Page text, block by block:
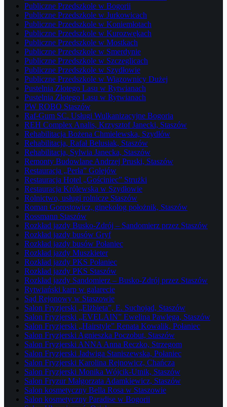
Publiczne Przedszkole w Bogorii
Publiczne Przedszkole w Jurkowicach
Publiczne Przedszkole w Koniemłotach
Publiczne Przedszkole w Kurozwękach
Publiczne Przedszkole w Mostkach
Publiczne Przedszkole w Smerdynie
Publiczne Przedszkole w Szczeglicach
Publiczne Przedszkole w Szydłowie
Publiczne Przedszkole w Wiązownicy Dużej
Pustelnia Złotego Lasu w Rytwianach
Pustelnia Złotego Lasu w Rytwianach
PW ROBO Staszów
Raf-Gum SC. Usługi Wulkanizacyjne Bogoria
REH Complex Analis, Krzysztof Janecki, Staszów
Rehabilitacja Bożena Chmielewska, Szydłów
Rehabilitacja, Rafał Belusiak, Staszów
Rehabilitacja, Sylwia Janecka, Staszów
Remonty Budowlane Andrzej Pruski, Staszów
Restauracja „Perła” Golejów
Restauracja Hotel „Gościniec” Strużki
Restauracja Królewska w Szydłowie
Rolnictwo, usługi rolnicze Staszów
Roman Gorostowicz, ginekolog położnik, Staszów
Rossmann Staszów
Rozkład jazdy Busko-Zdrój – Sandomierz przez Staszów
Rozkład jazdy busów Gryf
Rozkład jazdy busów Połaniec
Rozkład jazdy Muszkieter
Rozkład jazdy PKS Połaniec
Rozkład jazdy PKS Staszów
Rozkład jazdy Sandomierz – Busko-Zdrój przez Staszów
Rytwiański karp w galarecie
Sąd Rejonowy w Staszowie
Salon Fryzjerski „Elżbieta”, E. Suchojad, Staszów
Salon Fryzjerski „EVELAIN” Ewelina Pawlęga, Staszów
Salon Fryzjerski „Hairstyle” Renata Kowalik, Połaniec
Salon Fryzjerski Agnieszka Poczobut, Staszów
Salon Fryzjerski ANNA Anna Reczko, Strzegom
Salon Fryzjerski Jadwiga Staniszewska, Połaniec
Salon Fryzjerski Karolina Rejnowicz, Chańcza
Salon Fryzjerski Monika Wójcik-Utnik, Staszów
Salon Fryzur Małgorzata Adamkiewicz, Staszów
Salon kosmetyczny Bella Rosa w Staszowie
Salon kosmetyczny Paradise w Bogorii